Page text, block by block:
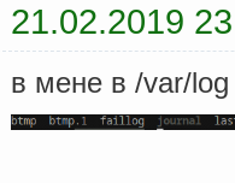
21.02.2019
в мене в /var/log